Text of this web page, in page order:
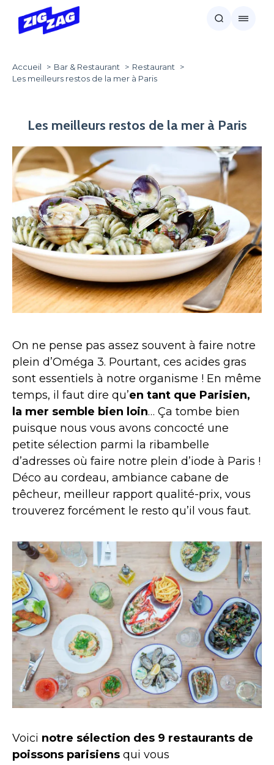
Accueil Bar & Restaurant
Restaurant
Les meilleurs restos de la mer à Paris
Les meilleurs restos de la mer à Paris
On ne pense pas assez souvent à faire notre
plein d’Oméga 3. Pourtant, ces acides gras
sont essentiels à notre organisme ! En même
temps, il faut dire qu’en tant que Parisien,
la mer semble bien loin… Ça tombe bien
puisque nous vous avons concocté une
petite sélection parmi la ribambelle
d’adresses où faire notre plein d’iode à Paris !
Déco au cordeau, ambiance cabane de
pêcheur, meilleur rapport qualité-prix, vous
trouverez forcément le resto qu’il vous faut.
Voici notre sélection des 9 restaurants de
poissons parisiens qui vous